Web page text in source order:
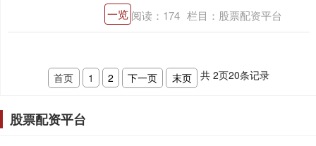
一览 阅读： 174 栏目： 股票配资平台
首页 1 2 下一页 末页 共 2页20条记录
股票配资平台